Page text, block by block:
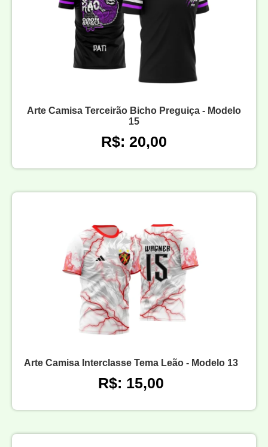
Arte Camisa Terceirão Bicho Preguiça - Modelo
15
R$: 20,00
Arte Camisa Interclasse Tema Leão - Modelo 13
R$: 15,00